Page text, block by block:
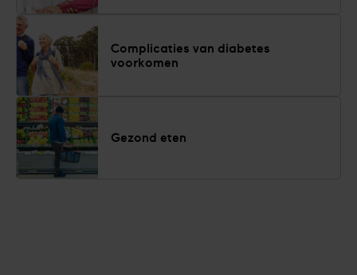
Complicaties van diabetes
voorkomen
Gezond eten